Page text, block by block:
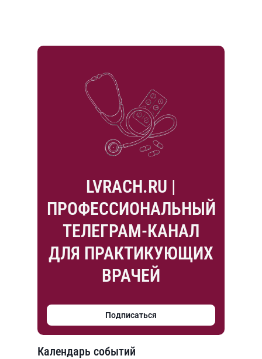
LVRACH.RU |
ПРОФЕССИОНАЛЬНЫЙ
ТЕЛЕГРАМ-КАНАЛ
ДЛЯ ПРАКТИКУЮЩИХ
ВРАЧЕЙ
Подписаться
Календарь событий